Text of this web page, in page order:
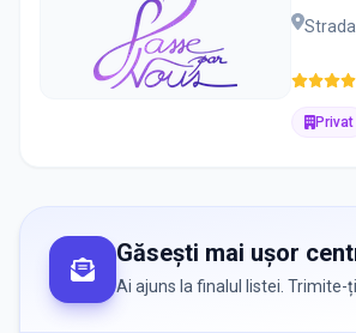
Privat
Găsești mai ușor
Ai ajuns la finalul listei.